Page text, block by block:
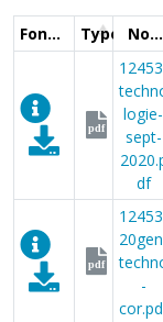
Fonctions Type Nom
pdf
logie-
sept-
df
pdf
-